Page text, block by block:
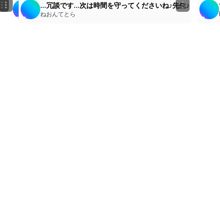
ほ〜ら♪早く早く〜♪
ねおんてとら
すいちゃん
kaeru
…冗談です…次は時間を守ってくださいね♪先生♪
ねおんてとら